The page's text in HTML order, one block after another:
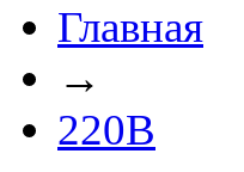
Главная
→
220В